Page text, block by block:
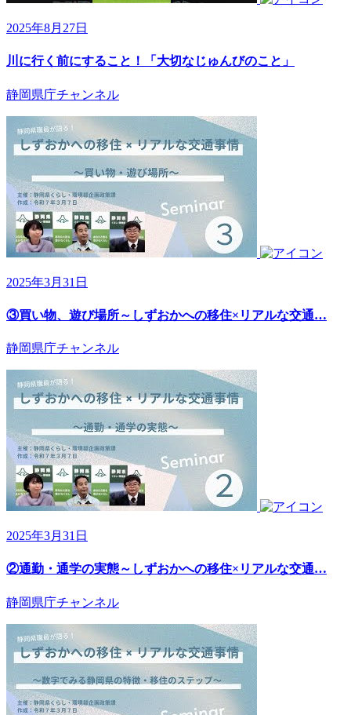
2025年8月27日
川に行く前にすること！「大切なじゅんびのこと」
静岡県庁チャンネル
2025年3月31日
③買い物、遊び場所～しずおかへの移住×リアルな交通…
静岡県庁チャンネル
2025年3月31日
②通勤・通学の実態～しずおかへの移住×リアルな交通…
静岡県庁チャンネル